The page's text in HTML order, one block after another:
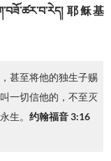
耶稣基
甚至将他的独生子赐
一切信他的，不至灭
生。 约翰福音 3:16